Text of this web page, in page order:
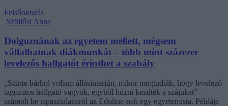
Felsőoktatás
Szöllősi Anna
Dolgoznának az egyetem mellett, mégsem
vállalhatnak diákmunkát – több mint százezer
levelezős hallgatót érinthet a szabály
„Szinte bárhol voltam állásinterjún, mikor megtudták, hogy levelező
tagozatos hallgató vagyok, egyből húzni kezdték a szájukat” –
számolt be tapasztalatairól az Eduline-nak egy egyetemista. Példája